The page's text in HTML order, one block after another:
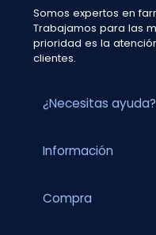
Somos expertos en
Trabajamos para las
prioridad es la
clientes.
¿Necesitas ayuda?
Información
Compra